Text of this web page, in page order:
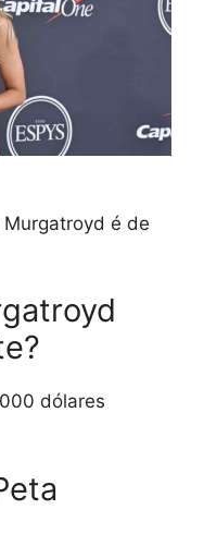
é de
dólares